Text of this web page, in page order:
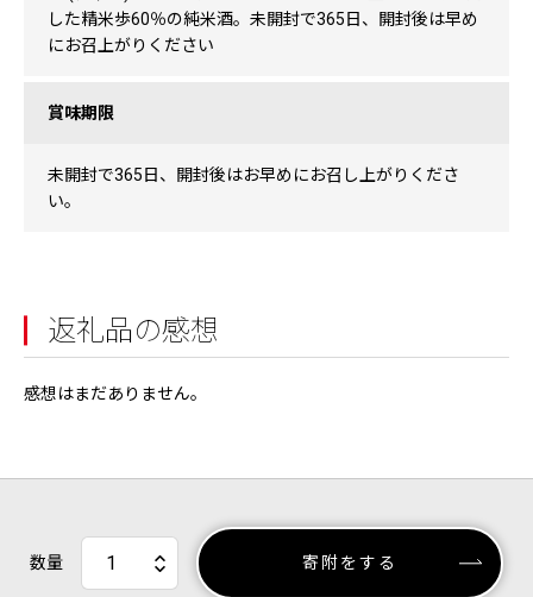
した精米歩60％の純米酒。未開封で365日、開封後は早め
にお召上がりください
賞味期限
未開封で365日、開封後はお早めにお召し上がりくださ
い。
返礼品の感想
感想はまだありません。
数量 寄附をする